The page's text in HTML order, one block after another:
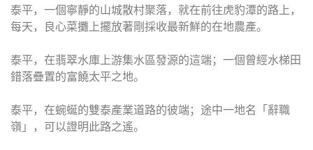
泰平，一個寧靜的山城散村聚落，就在前往虎豹潭的路上，
每天，良心菜攤上擺放著剛採收最新鮮的在地農產。
泰平，在翡翠水庫上游集水區發源的這端；一個曾經水梯田
錯落疊置的富饒太平之地。
泰平，在蜿蜒的雙泰產業道路的彼端；途中一地名「辭職
嶺」，可以證明此路之遙。